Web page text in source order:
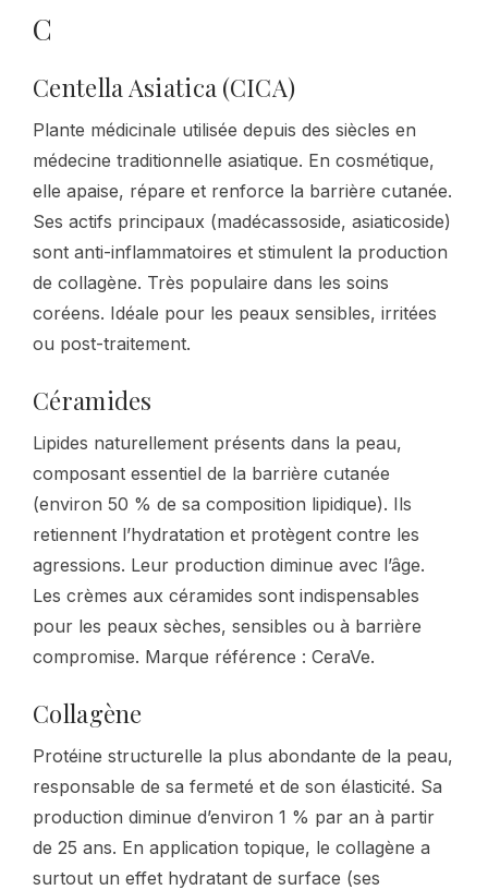
C
Centella Asiatica (CICA)
Plante médicinale utilisée depuis des siècles en
médecine traditionnelle asiatique. En cosmétique,
elle apaise, répare et renforce la barrière cutanée.
Ses actifs principaux (madécassoside, asiaticoside)
sont anti-inflammatoires et stimulent la production
de collagène. Très populaire dans les soins
coréens. Idéale pour les peaux sensibles, irritées
ou post-traitement.
Céramides
Lipides naturellement présents dans la peau,
composant essentiel de la barrière cutanée
(environ 50 % de sa composition lipidique). Ils
retiennent l’hydratation et protègent contre les
agressions. Leur production diminue avec l’âge.
Les crèmes aux céramides sont indispensables
pour les peaux sèches, sensibles ou à barrière
compromise. Marque référence : CeraVe.
Collagène
Protéine structurelle la plus abondante de la peau,
responsable de sa fermeté et de son élasticité. Sa
production diminue d’environ 1 % par an à partir
de 25 ans. En application topique, le collagène a
surtout un effet hydratant de surface (ses